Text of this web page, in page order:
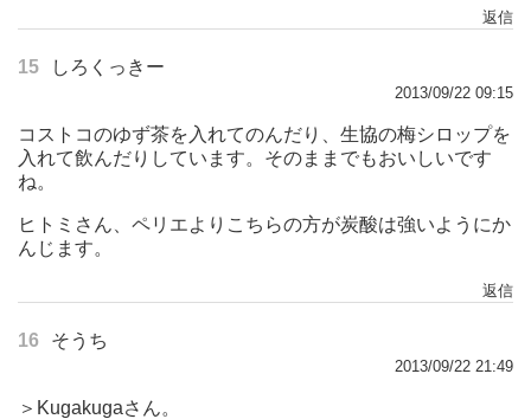
返信
15 しろくっきー
2013/09/22 09:15
コストコのゆず茶を入れてのんだり、生協の梅シロップを
入れて飲んだりしています。そのままでもおいしいです
ね。
ヒトミさん、ペリエよりこちらの方が炭酸は強いようにか
んじます。
返信
16 そうち
2013/09/22 21:49
＞Kugakugaさん。